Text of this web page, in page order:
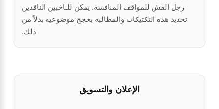
رجل القش للمواقف المنافسة. يمكن للناخبين الناقدين
تحديد هذه التكتيكات والمطالبة بحجج موضوعية بدلاً من
ذلك.
الإعلان والتسويق